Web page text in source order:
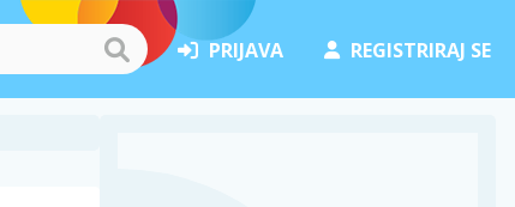
PRIJAVA REGISTRIRAJ SE